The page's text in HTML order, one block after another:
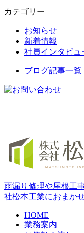
カテゴリー
お知らせ
新着情報
社員インタビュ
ブログ記事一覧
雨漏り修理や屋根工
社松本工業におまか
HOME
業務案内